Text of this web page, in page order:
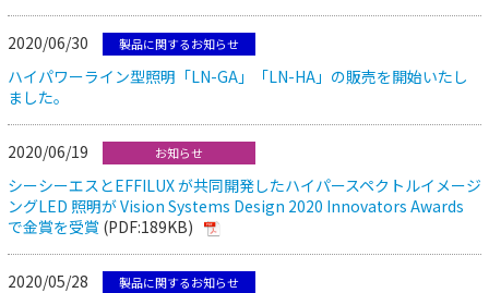
2020/06/30 製品に関するお知らせ
ハイパワーライン型照明「LN-GA」「LN-HA」の販売を開始いたし
ました。
2020/06/19 お知らせ
シーシーエスとEFFILUX が共同開発したハイパースペクトルイメージ
ングLED 照明が Vision Systems Design 2020 Innovators Awards
で金賞を受賞 (PDF:189KB)
2020/05/28 製品に関するお知らせ